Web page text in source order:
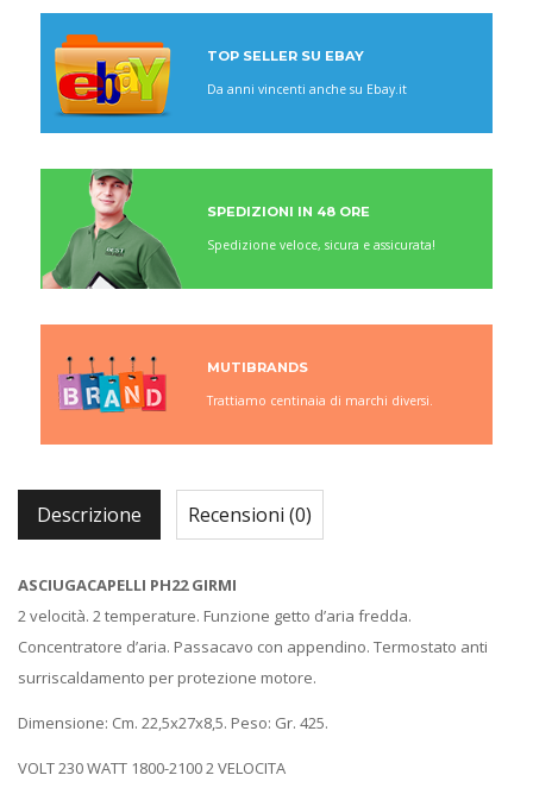
TOP SELLER SU EBAY
Da anni vincenti anche su Ebay.it
SPEDIZIONI IN 48 ORE
Spedizione veloce, sicura e assicurata!
MUTIBRANDS
Trattiamo centinaia di marchi diversi.
Descrizione Recensioni (0)
ASCIUGACAPELLI PH22 GIRMI
2 velocità. 2 temperature. Funzione getto d’aria fredda.
Concentratore d’aria. Passacavo con appendino. Termostato anti
surriscaldamento per protezione motore.
Dimensione: Cm. 22,5x27x8,5. Peso: Gr. 425.
VOLT 230 WATT 1800-2100 2 VELOCITA